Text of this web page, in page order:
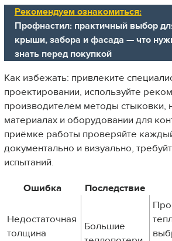
Рекомендуем ознакомиться:
Профнастил: практичный выбор
крыши, забора и фасада — что
знать перед покупкой
Как избежать: привлеките
проектировании, используйте
производителем методы стыковки,
материалах и оборудовании для
приёмке работы проверяйте
документально и визуально,
испытаний.
Ошибка
Последствие
Недостаточная
толщина
Большие